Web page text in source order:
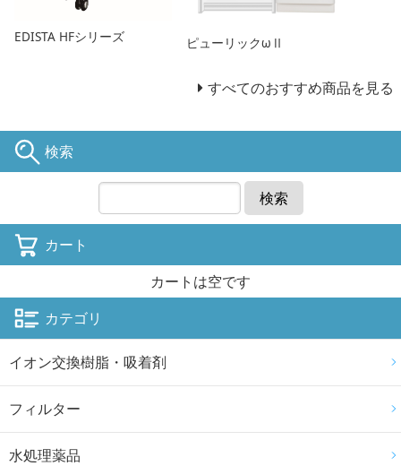
EDISTA HFシリーズ ピューリックωⅡ
すべてのおすすめ商品を見る
検索
検索
カート
カートは空です
カテゴリ
イオン交換樹脂・吸着剤
フィルター
水処理薬品